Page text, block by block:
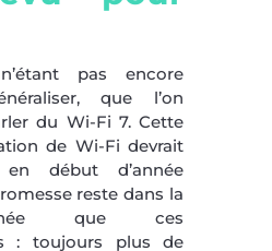
pas encore
que l’on
du Wi-Fi 7. Cette
de Wi-Fi devrait
début d’année
reste dans la
que ces
: toujours plus de